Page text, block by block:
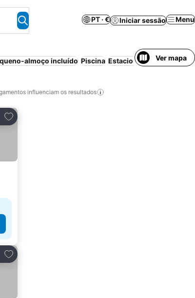
PT · € Iniciar sessão Menu
almoço incluído Piscina EstacionamentoVer mapa
influenciam os resultados
Adicionar aos favoritos
Adicionar aos favoritos